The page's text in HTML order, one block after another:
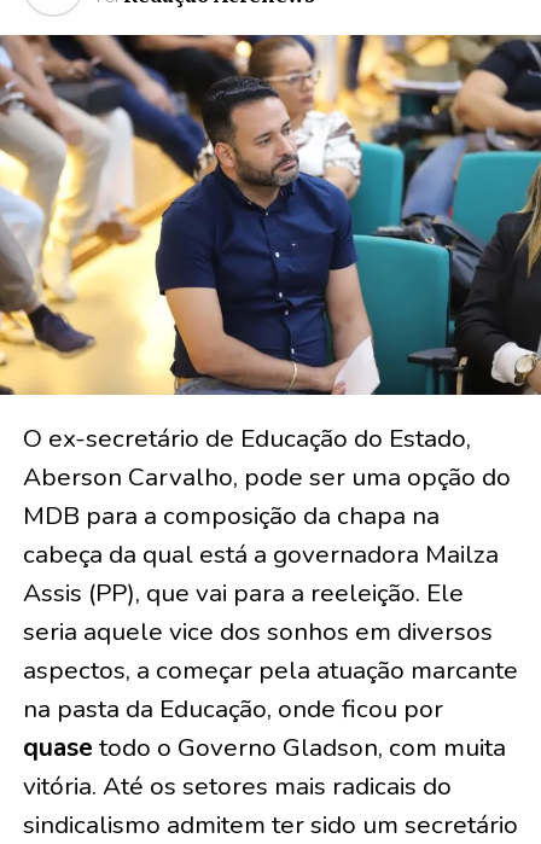
O ex-secretário de Educação do Estado,
Aberson Carvalho, pode ser uma opção do
MDB para a composição da chapa na
cabeça da qual está a governadora Mailza
Assis (PP), que vai para a reeleição. Ele
seria aquele vice dos sonhos em diversos
aspectos, a começar pela atuação marcante
na pasta da Educação, onde ficou por
quase todo o Governo Gladson, com muita
vitória. Até os setores mais radicais do
sindicalismo admitem ter sido um secretário